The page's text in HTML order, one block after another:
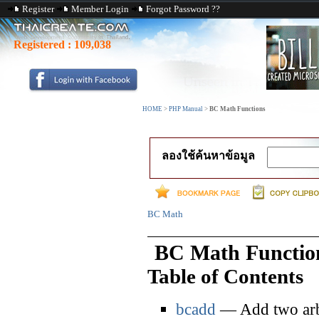
Register Member Login Forgot Password ??
Registered : 109,038
HOME > PHP Manual > BC Math Functions
ลองใช้ค้นหาข้อมูล
BC Math
BC Math
Table of Contents
bcadd — Add two